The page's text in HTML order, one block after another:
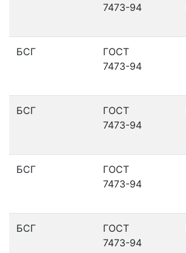
7473-94
БСГ
ГОСТ
7473-94
БСГ
ГОСТ
7473-94
БСГ
ГОСТ
7473-94
БСГ
ГОСТ
7473-94